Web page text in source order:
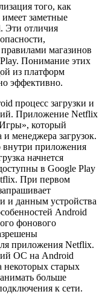
того, как
заметные
Эти отличия
магазинов
Понимание этих
из платформ
эффективно.
процесс загрузки и
Приложение Netflix
который
менеджера загрузок.
внутри приложения
начнется
в Google Play
При первом
и данным устройства
Android
фонового
приложения Netflix.
ОС на Android
некоторых старых
больше
к сети.